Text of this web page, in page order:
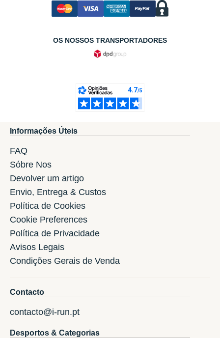
OS NOSSOS TRANSPORTADORES
Informações Úteis
FAQ
Sóbre Nos
Devolver um artigo
Envio, Entrega & Custos
Política de Cookies
Cookie Preferences
Política de Privacidade
Avisos Legais
Condições Gerais de Venda
Contacto
contacto@i-run.pt
Desportos & Categorias